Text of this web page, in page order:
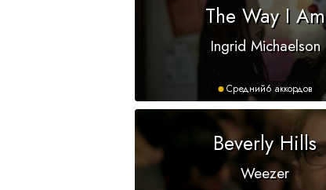
The Way I Am
Ingrid Michaelson
Средний6 аккордов
Beverly Hills
Weezer